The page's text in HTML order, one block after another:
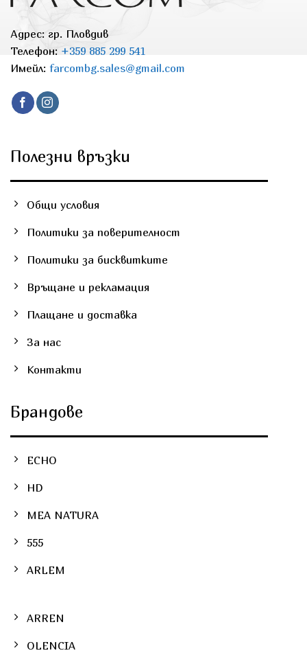
chosen
the
product
Адрес: гр. Пловдив
Телефон: +359 885 299 541
Имейл: farcombg.sales@gmail.com
Полезни връзки
Общи условия
Политики за поверителност
Политики за бисквитките
Връщане и рекламация
Плащане и доставка
За нас
Контакти
Брандове
ECHO
HD
MEA NATURA
555
ARLEM
ARREN
OLENCIA